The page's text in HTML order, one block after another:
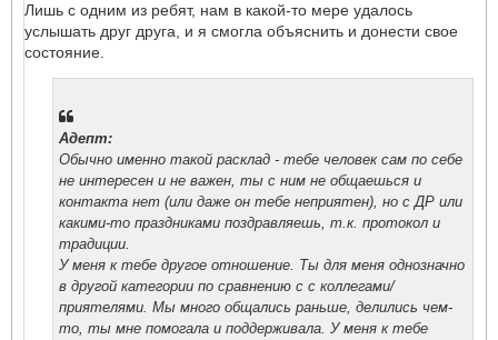
Лишь с одним из ребят, нам в какой-то мере удалось
услышать друг друга, и я смогла объяснить и донести свое
состояние.
Адепт:
Обычно именно такой расклад - тебе человек сам по себе
не интересен и не важен, ты с ним не общаешься и
контакта нет (или даже он тебе неприятен), но с ДР или
какими-то праздниками поздравляешь, т.к. протокол и
традиции.
У меня к тебе другое отношение. Ты для меня однозначно
в другой категории по сравнению с с коллегами/
приятелями. Мы много общались раньше, делились чем-
то, ты мне помогала и поддерживала. У меня к тебе